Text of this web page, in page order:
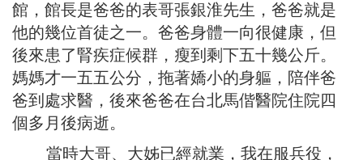
館，館長是爸爸的表哥張銀淮先生，爸爸就是
他的幾位首徒之一。爸爸身體一向很健康，但
後來患了腎疾症候群，瘦到剩下五十幾公斤。
媽媽才一五五公分，拖著嬌小的身軀，陪伴爸
爸到處求醫，後來爸爸在台北馬偕醫院住院四
個多月後病逝。
當時大哥、大姊已經就業，我在服兵役，